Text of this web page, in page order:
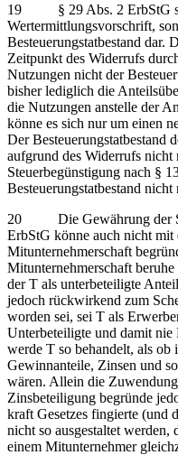
19 § 29 Abs. 2 ErbStG
Wertermittlungsvorschrift,
Besteuerungstatbestand dar.
Zeitpunkt des Widerrufs
Nutzungen nicht der
bisher lediglich die
die Nutzungen anstelle der
könne es sich nur um einen
Der Besteuerungstatbestand
aufgrund des Widerrufs nicht
Steuerbegünstigung nach §
Besteuerungstatbestand
20 Die Gewährung der
ErbStG könne auch nicht mit
Mitunternehmerschaft
Mitunternehmerschaft
der T als unterbeteiligte
jedoch rückwirkend zum
worden sei, sei T als
Unterbeteiligte und damit
werde T so behandelt, als
Gewinnanteile, Zinsen und
wären. Allein die
Zinsbeteiligung begründe
kraft Gesetzes fingierte (und
nicht so ausgestaltet werden,
einem Mitunternehmer